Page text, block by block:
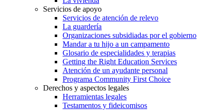
Servicios de apoyo
Servicios de atención de relevo
La guardería
Organizaciones subsidiadas por el gobierno
Mandar a tu hijo a un campamento
Glosario de especialidades y terapias
Getting the Right Education Services
Atención de un ayudante personal
Programa Community First Choice
Derechos y aspectos legales
Herramientas legales
Testamentos y fideicomisos